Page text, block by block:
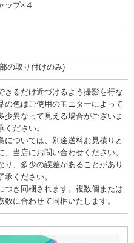
ップ×４
の取り付けのみ)
きるだけ近づけるよう撮影を行な
の色はご使用のモニターによって
少異なって見える場合がございま
ださい。
ついては、別途送料お見積りと
、当店にお問い合わせください。
、多少の誤差があることがあり
承ください。
つき同梱されます。複数個または
数に合わせて同梱いたします。